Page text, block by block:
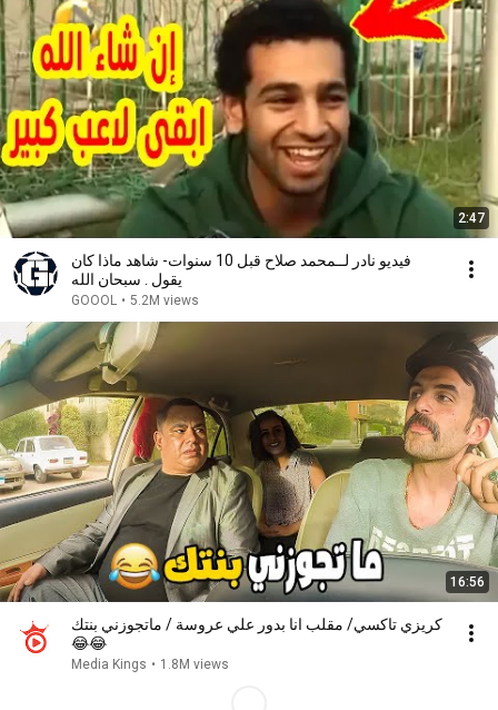
2:47
فيديو نادر لــمحمد صلاح قبل 10 سنوات- شاهد ماذا كان
يقول . سبحان الله
GOOOL • 5.2M views
16:56
كريزي تاكسي/ مقلب انا بدور علي عروسة / ماتجوزني بنتك
😂😂
Media Kings • 1.8M views